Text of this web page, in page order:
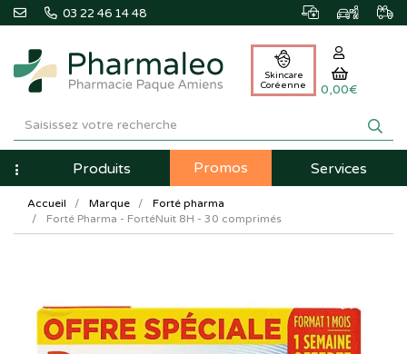
03 22 46 14 48
Pharmaleo
Pharmacie
Paque
Amiens
Skincare
Coréenne
0,00€
NavigationProduits Promos Services
Accueil Marque
Forté pharma
Forté Pharma - FortéNuit 8H - 30 comprimés